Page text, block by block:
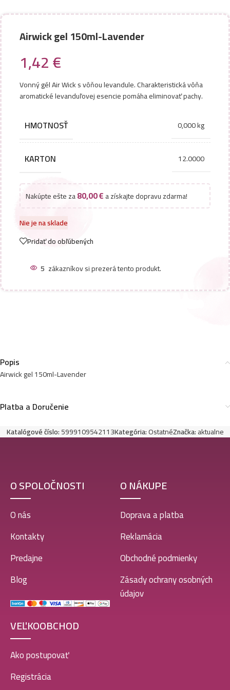
Airwick gel 150ml-Lavender
1,42€
Vonný gél Air Wick s vôňou levandule. Charakteristická vôňa
aromatické levanduľovej esencie pomáha eliminovať pachy.
HMOTNOSŤ 0,000 kg
KARTON 12.0000
Nakúpte ešte za80,00€a získajte dopravu zdarma!
Nie je na sklade
Pridať do obľúbených
5 zákazníkov si prezerá tento produkt.
Popis
Airwick gel 150ml-Lavender
Platba a Doručenie
Katalógové číslo:5999109542113Kategória:OstatnéZnačka:aktualne
O SPOLOČNOSTI
O nás
Kontakty
Predajne
Blog
O NÁKUPE
Doprava a platba
Reklamácia
Obchodné podmienky
Zásady ochrany osobných
údajov
VEĽKOOBCHOD
Ako postupovať
Registrácia